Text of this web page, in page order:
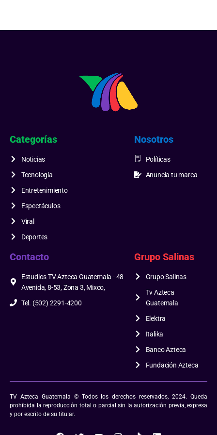
Categorías
Noticias
Tecnología
Entretenimiento
Espectáculos
Viral
Deportes
Nosotros
Políticas
Anuncia tu marca
Contacto
Estudios TV Azteca Guatemala - 48
Avenida, 8-53, Zona 3, Mixco,
Tel. (502) 2291-4200
Grupo Salinas
Grupo Salinas
Tv Azteca
Guatemala
Elektra
Italika
Banco Azteca
Fundación Azteca
TV Azteca Guatemala © Todos los derechos reservados, 2024. Queda
prohibida la reproducción total o parcial sin la autorización previa, expresa
y por escrito de su titular.